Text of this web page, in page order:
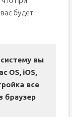
будет
вы
OS, iOS,
все
браузер